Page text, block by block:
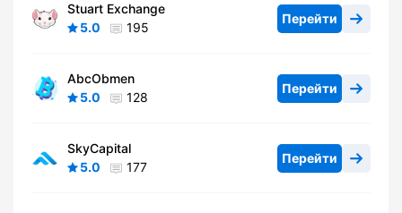
Stuart Exchange
5.0
195
Перейти
AbcObmen
5.0
128
Перейти
SkyCapital
5.0
177
Перейти